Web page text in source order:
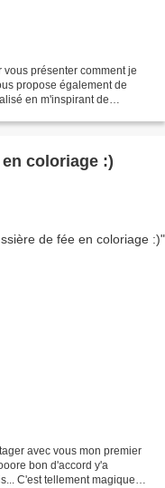
présenter comment je
propose également de
en m'inspirant de
coloriage :)
avec vous mon premier
bon d'accord y'a
C'est tellement magique